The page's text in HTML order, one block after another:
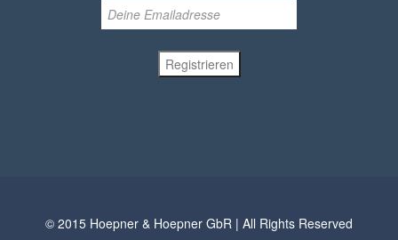
© 2015 Hoepner & Hoepner GbR | All Rights Reserved